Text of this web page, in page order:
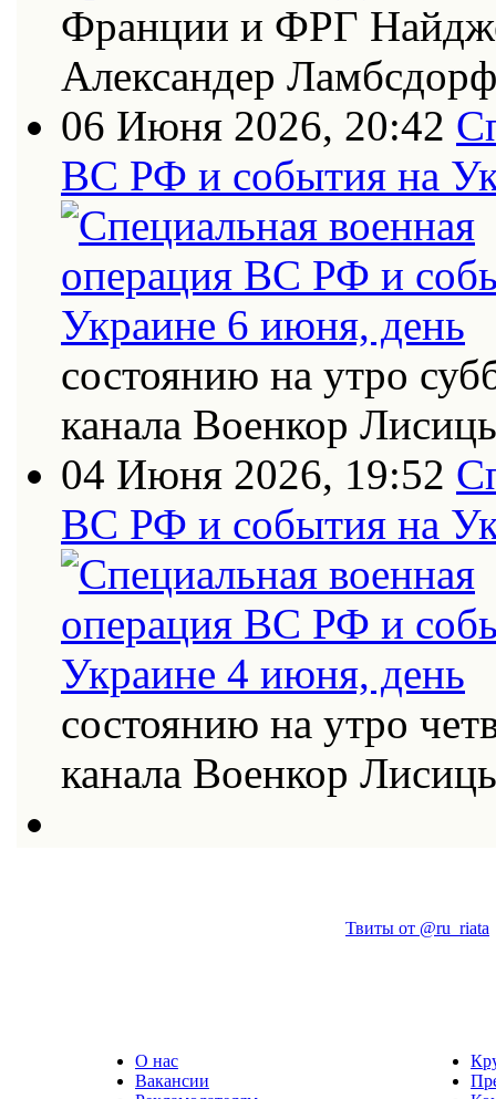
Франции и ФРГ
Александер
06 Июня 2026, 20:42
ВС РФ и события на
состоянию на утро
канала Военкор
04 Июня 2026, 19:52
ВС РФ и события на
состоянию на утро
канала Военкор
Твиты от @ru_riata
О нас
Вакансии